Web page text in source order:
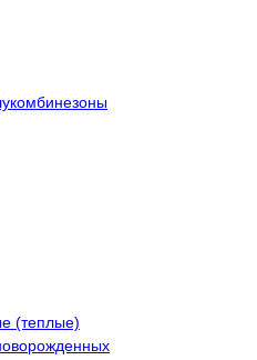
(теплые)